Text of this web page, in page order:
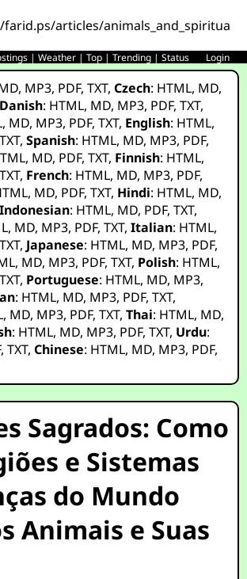
articles/
|Weather |Top |Trending |Status Login
, MP3, PDF,TXT,Czech: HTML, MD,
Danish: HTML, MD, MP3, PDF,TXT,
, MD, MP3, PDF,TXT, English: HTML,
TXT,Spanish: HTML, MD, MP3, PDF,
, MD, PDF,TXT, Finnish: HTML,
TXT, French: HTML, MD, MP3, PDF,
, MD, PDF,TXT, Hindi: HTML, MD,
Indonesian: HTML, MD, PDF,TXT,
, MD, MP3, PDF,TXT,Italian: HTML,
TXT, Japanese: HTML, MD, MP3, PDF,
, MD, MP3, PDF,TXT, Polish: HTML,
TXT, Portuguese: HTML, MD, MP3,
: HTML, MD, MP3, PDF,TXT,
, MD, MP3, PDF,TXT,Thai: HTML, MD,
: HTML, MD, MP3, PDF,TXT, Urdu:
,TXT,Chinese: HTML, MD, MP3, PDF,
Sagrados: Como
e Sistemas
do Mundo
Animais e Suas